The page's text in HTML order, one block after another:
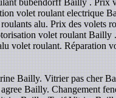
volet roulant electrique
alu. Prix des volets
volet roulant Bailly
volet roulant. Réparation
Bailly. Vitrier pas cher
Bailly. Changement